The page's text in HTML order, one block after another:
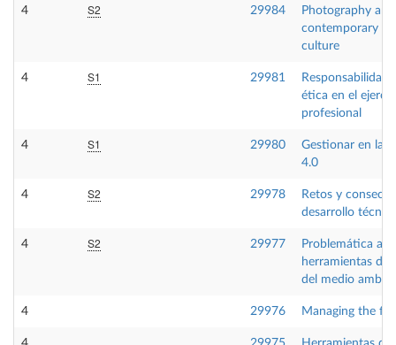
4 S2 29984
Photography and
contemporary
culture
4 S1 29981
Responsabilidad
ética en el
profesional
4 S1 29980
Gestionar en la
4.0
4 S2 29978
Retos y
desarrollo
4 S2 29977
Problemática
herramientas de
del medio
4 29976 Managing the